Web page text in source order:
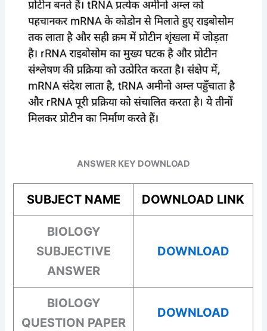
ANSWER KEY DOWNLOAD
SUBJECT NAME DOWNLOAD LINK
BIOLOGY
SUBJECTIVE
ANSWER
DOWNLOAD
BIOLOGY
QUESTION PAPER
DOWNLOAD